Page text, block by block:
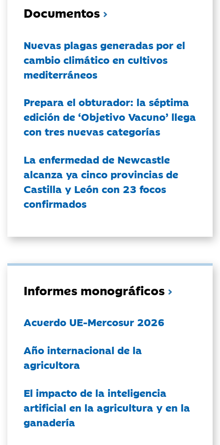
Documentos
Nuevas plagas generadas por el
cambio climático en cultivos
mediterráneos
Prepara el obturador: la séptima
edición de ‘Objetivo Vacuno’ llega
con tres nuevas categorías
La enfermedad de Newcastle
alcanza ya cinco provincias de
Castilla y León con 23 focos
confirmados
Informes monográficos
Acuerdo UE-Mercosur 2026
Año internacional de la
agricultora
El impacto de la inteligencia
artificial en la agricultura y en la
ganadería